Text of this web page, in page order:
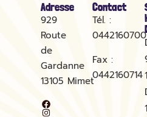
Adresse
929
Route
de
Gardanne
13105 Mimet
Contact
Tél. :
0442160700
Fax :
0442160714